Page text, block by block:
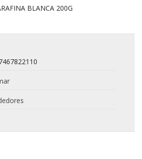
BLANCA 200G